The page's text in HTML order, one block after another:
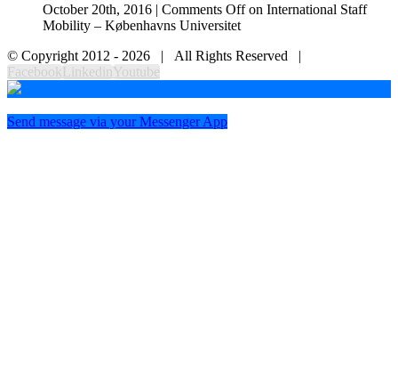
October 20th, 2016 | Comments Offon International Staff
Mobility – Københavns Universitet
© Copyright 2012 - 2026 | All Rights Reserved |
Facebook LinkedinYoutube
Send message via your Messenger App